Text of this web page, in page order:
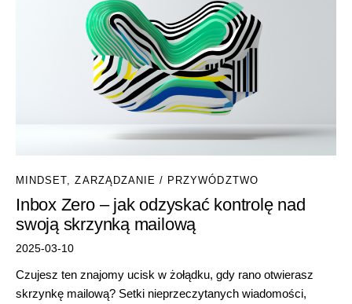
MINDSET,ZARZĄDZANIE / PRZYWÓDZTWO
Inbox Zero – jak odzyskać kontrolę nad
swoją skrzynką mailową
2025-03-10
Czujesz ten znajomy ucisk w żołądku, gdy rano otwierasz
skrzynkę mailową? Setki nieprzeczytanych wiadomości,